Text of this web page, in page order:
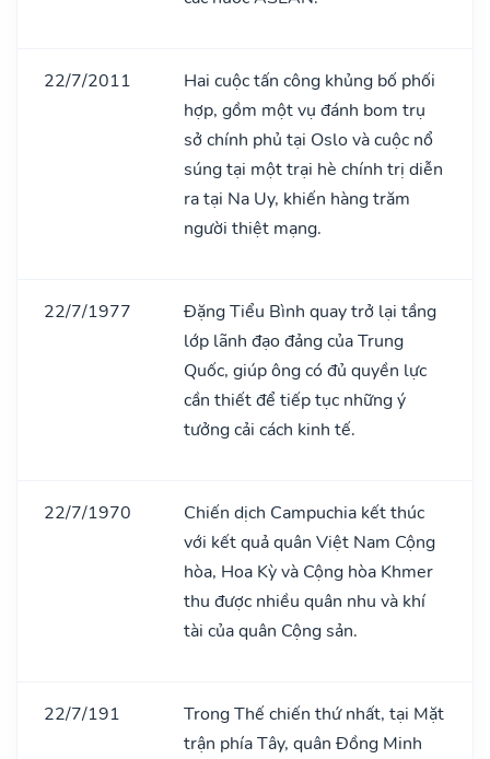
22/7/2011
Hai cuộc tấn công khủng bố phối
hợp, gồm một vụ đánh bom trụ
sở chính phủ tại Oslo và cuộc nổ
súng tại một trại hè chính trị diễn
ra tại Na Uy, khiến hàng trăm
người thiệt mạng.
22/7/1977
Đặng Tiểu Bình quay trở lại tầng
lớp lãnh đạo đảng của Trung
Quốc, giúp ông có đủ quyền lực
cần thiết để tiếp tục những ý
tưởng cải cách kinh tế.
22/7/1970
Chiến dịch Campuchia kết thúc
với kết quả quân Việt Nam Cộng
hòa, Hoa Kỳ và Cộng hòa Khmer
thu được nhiều quân nhu và khí
tài của quân Cộng sản.
22/7/191
Trong Thế chiến thứ nhất, tại Mặt
trận phía Tây, quân Đồng Minh